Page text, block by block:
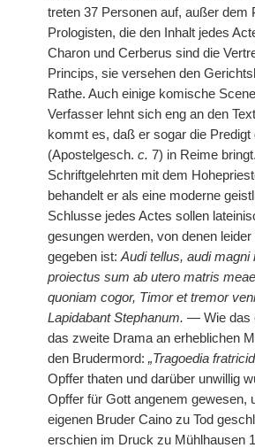
treten 37 Personen auf, außer dem
Prologisten, die den Inhalt jedes
Charon und Cerberus sind die
Princips, sie versehen den
Rathe. Auch einige komische
Verfasser lehnt sich eng an den
kommt es, daß er sogar die Predigt
(Apostelgesch. c. 7) in Reime
Schriftgelehrten mit dem
behandelt er als eine moderne
Schlusse jedes Actes sollen
gesungen werden, von denen leider
gegeben ist: Audi tellus, audi
proiectus sum ab utero matris
quoniam cogor, Timor et tremor
Lapidabant Stephanum. — Wie das
das zweite Drama an erheblichen
den Brudermord: „Tragoedia
Opffer thaten und darüber unwillig
Opffer für Gott angenem gewesen,
eigenen Bruder Caino zu Tod
erschien im Druck zu Mühlhausen